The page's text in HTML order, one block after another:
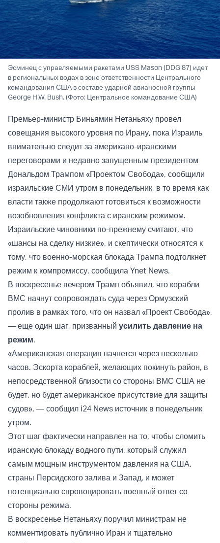
Эсминец с управляемыми ракетами USS Mason (DDG 87) идет
в региональных водах в зоне ответственности Центрального
командования США в составе ударной авианосной группы
George H.W. Bush. (Фото: Центральное командование США)
Премьер-министр Биньямин Нетаньяху провел
совещания высокого уровня по Ирану, пока Израиль
внимательно следит за американо-иранскими
переговорами и недавно запущенным президентом
Дональдом Трампом «Проектом Свобода», сообщили
израильские СМИ утром в понедельник, в то время как
власти также продолжают готовиться к возможности
возобновления конфликта с иранским режимом.
Израильские чиновники по-прежнему считают, что
«шансы на сделку низкие», и скептически относятся к
тому, что военно-морская блокада Трампа подтолкнет
режим к компромиссу, сообщила Ynet News.
В воскресенье вечером Трамп объявил, что корабли
ВМС начнут сопровождать суда через Ормузский
пролив в рамках того, что он назвал «Проект Свобода»,
— еще один шаг, призванный усилить давление на
режим.
«Американская операция начнется через несколько
часов. Эскорта кораблей, желающих покинуть район, в
непосредственной близости со стороны ВМС США не
будет, но будет американское присутствие для защиты
судов», — сообщил i24 News источник в понедельник
утром.
Этот шаг фактически направлен на то, чтобы сломить
иранскую блокаду водного пути, который служил
самым мощным инструментом давления на США,
страны Персидского залива и Запад, и может
потенциально спровоцировать военный ответ со
стороны режима.
В воскресенье Нетаньяху поручил министрам не
комментировать публично Иран и тщательно